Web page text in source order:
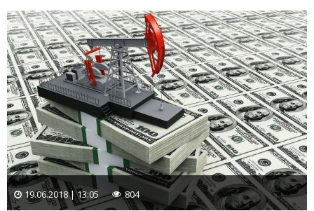
19.06.2018 | 13:05 804